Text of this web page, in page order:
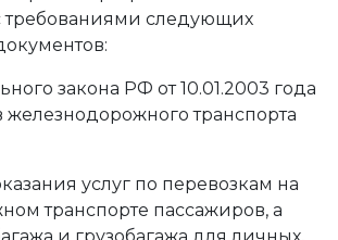
требованиями следующих
закона РФ от 10.01.2003 года
железнодорожного транспорта
услуг по перевозкам на
транспорте пассажиров, а